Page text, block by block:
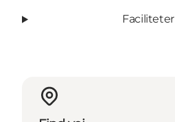
Faciliteter